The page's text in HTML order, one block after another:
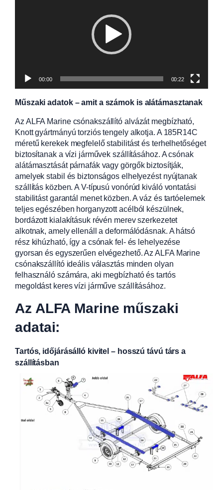
00:00 00:22
Műszaki adatok – amit a számok is alátámasztanak
Az ALFA Marine csónakszállító alvázát megbízható,
Knott gyártmányú torziós tengely alkotja. A 185R14C
méretű kerekek megfelelő stabilitást és terhelhetőséget
biztosítanak a vízi járművek szállításához. A csónak
alátámasztását párnafák vagy görgők biztosítják,
amelyek stabil és biztonságos elhelyezést nyújtanak
szállítás közben. A V-típusú vonórúd kiváló vontatási
stabilitást garantál menet közben. A váz és tartóelemek
teljes egészében horganyzott acélból készülnek,
bordázott kialakításuk révén merev szerkezetet
alkotnak, amely ellenáll a deformálódásnak. A hátsó
rész kihúzható, így a csónak fel- és lehelyezése
gyorsan és egyszerűen elvégezhető. Az ALFA Marine
csónakszállító ideális választás minden olyan
felhasználó számára, aki megbízható és tartós
megoldást keres vízi járműve szállításához.
Az ALFA Marine műszaki
adatai:
Tartós, időjárásálló kivitel – hosszú távú társ a
szállításban